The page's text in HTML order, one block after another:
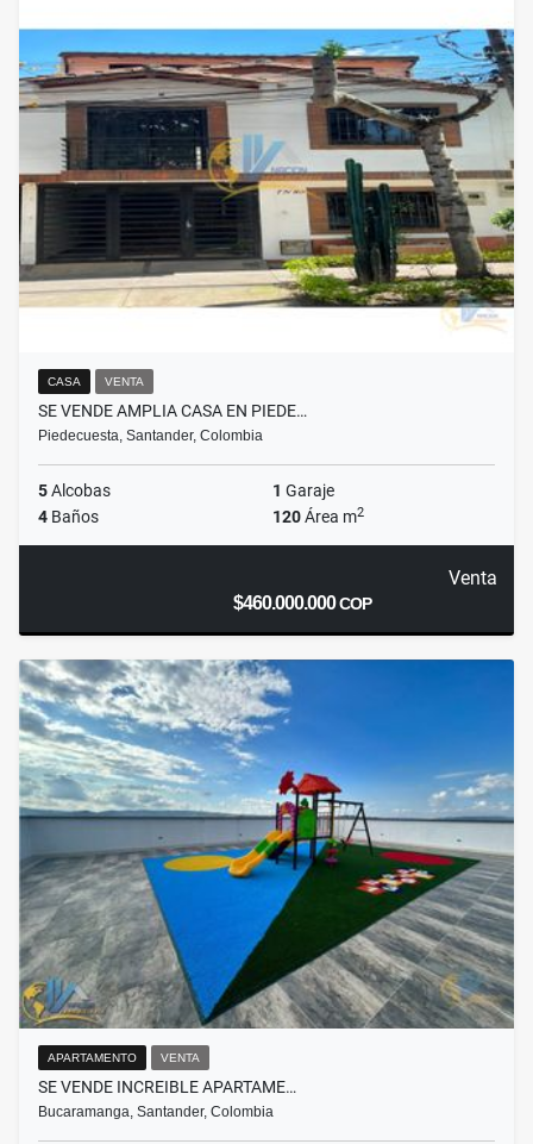
CASA VENTA
SE VENDE AMPLIA CASA EN PIEDE…
Piedecuesta, Santander, Colombia
5Alcobas 1 Garaje
4 Baños 120Área m2
Venta
$460.000.000COP
APARTAMENTO VENTA
SE VENDE INCREIBLE APARTAME…
Bucaramanga, Santander, Colombia